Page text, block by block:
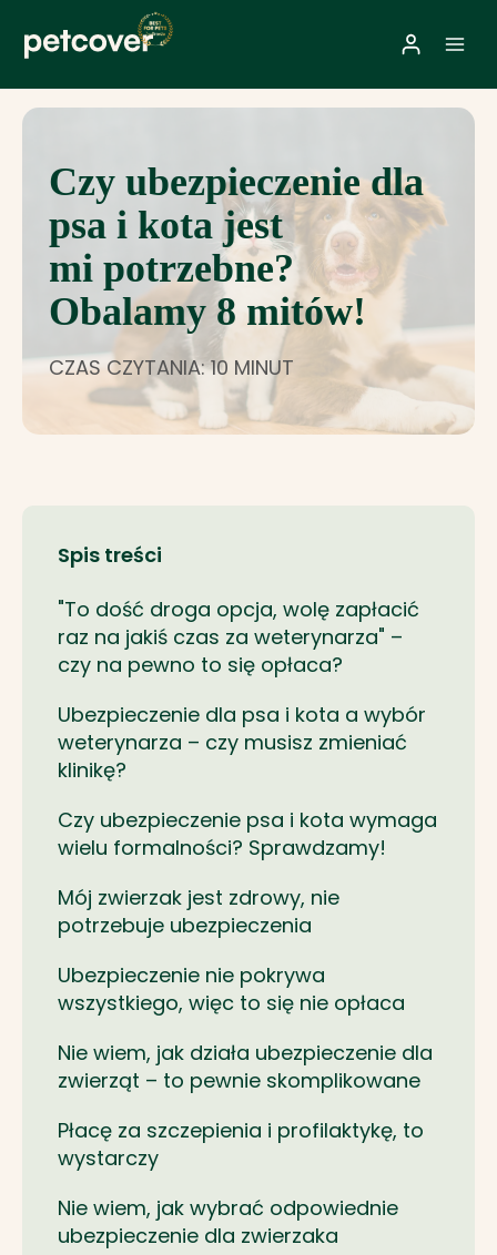
do
treści
Czy ubezpieczenie dla
psa i kota jest
mi potrzebne?
Obalamy 8 mitów!
CZAS CZYTANIA: 10 MINUT
Spis treści
"To dość droga opcja, wolę zapłacić
raz na jakiś czas za weterynarza" –
czy na pewno to się opłaca?
Ubezpieczenie dla psa i kota a wybór
weterynarza – czy musisz zmieniać
klinikę?
Czy ubezpieczenie psa i kota wymaga
wielu formalności? Sprawdzamy!
Mój zwierzak jest zdrowy, nie
potrzebuje ubezpieczenia
Ubezpieczenie nie pokrywa
wszystkiego, więc to się nie opłaca
Nie wiem, jak działa ubezpieczenie dla
zwierząt – to pewnie skomplikowane
Płacę za szczepienia i profilaktykę, to
wystarczy
Nie wiem, jak wybrać odpowiednie
ubezpieczenie dla zwierzaka